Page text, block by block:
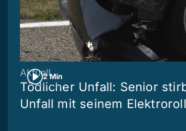
2 Min
Aktuell
Tödlicher Unfall: Senior
Unfall mit seinem